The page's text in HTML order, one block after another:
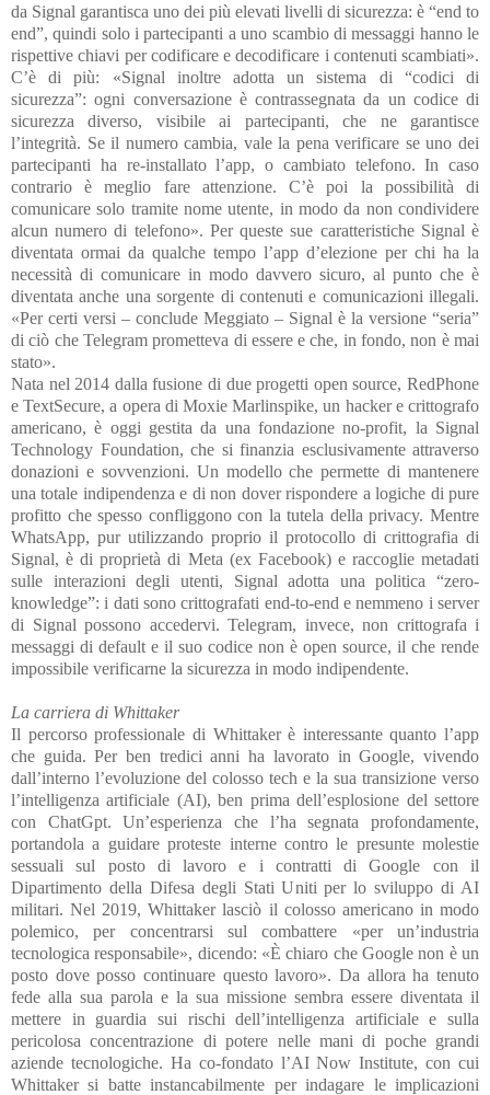
da Signal garantisca uno dei più elevati livelli di sicurezza: è “end to
end”, quindi solo i partecipanti a uno scambio di messaggi hanno le
rispettive chiavi per codificare e decodificare i contenuti scambiati».
C’è di più: «Signal inoltre adotta un sistema di “codici di
sicurezza”: ogni conversazione è contrassegnata da un codice di
sicurezza diverso, visibile ai partecipanti, che ne garantisce
l’integrità. Se il numero cambia, vale la pena verificare se uno dei
partecipanti ha re-installato l’app, o cambiato telefono. In caso
contrario è meglio fare attenzione. C’è poi la possibilità di
comunicare solo tramite nome utente, in modo da non condividere
alcun numero di telefono». Per queste sue caratteristiche Signal è
diventata ormai da qualche tempo l’app d’elezione per chi ha la
necessità di comunicare in modo davvero sicuro, al punto che è
diventata anche una sorgente di contenuti e comunicazioni illegali.
«Per certi versi – conclude Meggiato – Signal è la versione “seria”
di ciò che Telegram prometteva di essere e che, in fondo, non è mai
stato».
Nata nel 2014 dalla fusione di due progetti open source, RedPhone
e TextSecure, a opera di Moxie Marlinspike, un hacker e crittografo
americano, è oggi gestita da una fondazione no-profit, la Signal
Technology Foundation, che si finanzia esclusivamente attraverso
donazioni e sovvenzioni. Un modello che permette di mantenere
una totale indipendenza e di non dover rispondere a logiche di pure
profitto che spesso confliggono con la tutela della privacy. Mentre
WhatsApp, pur utilizzando proprio il protocollo di crittografia di
Signal, è di proprietà di Meta (ex Facebook) e raccoglie metadati
sulle interazioni degli utenti, Signal adotta una politica “zero-
knowledge”: i dati sono crittografati end-to-end e nemmeno i server
di Signal possono accedervi. Telegram, invece, non crittografa i
messaggi di default e il suo codice non è open source, il che rende
impossibile verificarne la sicurezza in modo indipendente.
La carriera di Whittaker
Il percorso professionale di Whittaker è interessante quanto l’app
che guida. Per ben tredici anni ha lavorato in Google, vivendo
dall’interno l’evoluzione del colosso tech e la sua transizione verso
l’intelligenza artificiale (AI), ben prima dell’esplosione del settore
con ChatGpt. Un’esperienza che l’ha segnata profondamente,
portandola a guidare proteste interne contro le presunte molestie
sessuali sul posto di lavoro e i contratti di Google con il
Dipartimento della Difesa degli Stati Uniti per lo sviluppo di AI
militari. Nel 2019, Whittaker lasciò il colosso americano in modo
polemico, per concentrarsi sul combattere «per un’industria
tecnologica responsabile», dicendo: «È chiaro che Google non è un
posto dove posso continuare questo lavoro». Da allora ha tenuto
fede alla sua parola e la sua missione sembra essere diventata il
mettere in guardia sui rischi dell’intelligenza artificiale e sulla
pericolosa concentrazione di potere nelle mani di poche grandi
aziende tecnologiche. Ha co-fondato l’AI Now Institute, con cui
Whittaker si batte instancabilmente per indagare le implicazioni